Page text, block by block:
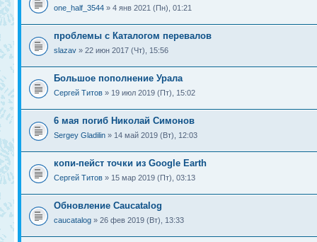
one_half_3544 » 4 янв 2021 (Пн), 01:21
проблемы с Каталогом перевалов
slazav » 22 июн 2017 (Чт), 15:56
Большое пополнение Урала
Сергей Титов » 19 июл 2019 (Пт), 15:02
6 мая погиб Николай Симонов
Sergey Gladilin » 14 май 2019 (Вт), 12:03
копи-пейст точки из Google Earth
Сергей Титов » 15 мар 2019 (Пт), 03:13
Обновление Caucatalog
caucatalog » 26 фев 2019 (Вт), 13:33